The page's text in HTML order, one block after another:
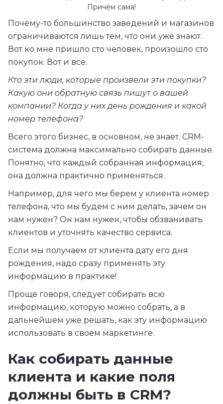
Причём сама!
Почему-то большинство заведений и магазинов
ограничиваются лишь тем, что они уже знают.
Вот ко мне пришло сто человек, произошло сто
покупок. Вот и все.
Кто эти люди, которые произвели эти покупки?
Какую они обратную связь пишут о вашей
компании? Когда у них день рождения и какой
номер телефона?
Всего этого бизнес, в основном, не знает. CRM-
система должна максимально собирать данные.
Понятно, что каждый собранная информация,
она должна практично применяться.
Например, для чего мы берем у клиента номер
телефона, что мы будем с ним делать, зачем он
нам нужен? Он нам нужен, чтобы обзванивать
клиентов и уточнять качество сервиса.
Если мы получаем от клиента дату его дня
рождения, надо сразу применять эту
информацию в практике!
Проще говоря, следует собирать всю
информацию, которую можно собрать, а в
дальнейшем уже решать, как эту информацию
использовать в своём маркетинге.
Как собирать данные
клиента и какие поля
должны быть в CRM?